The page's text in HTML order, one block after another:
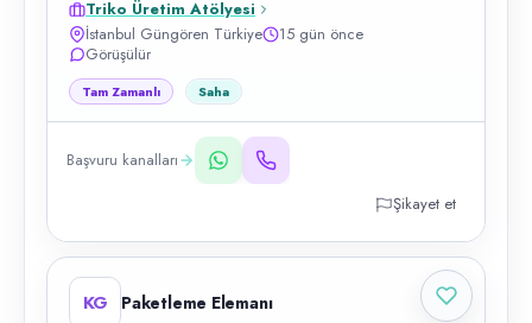
Triko Üretim Atölyesi
İstanbul Güngören Türkiye
15 gün önce
Görüşülür
Tam Zamanlı Saha
Başvuru kanalları
Şikayet et
KG Paketleme Elemanı